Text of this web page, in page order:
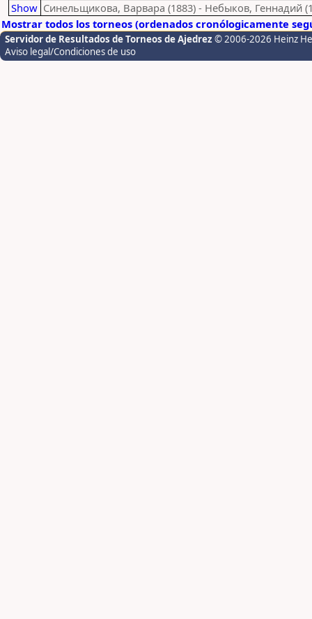
Show Синельщикова, Варвара (1883) - Небыков, Геннадий
Mostrar todos los torneos (ordenados cronólogicamente
Servidor de Resultados de Torneos de Ajedrez © 2006-2026 Heinz
Aviso legal/Condiciones de uso